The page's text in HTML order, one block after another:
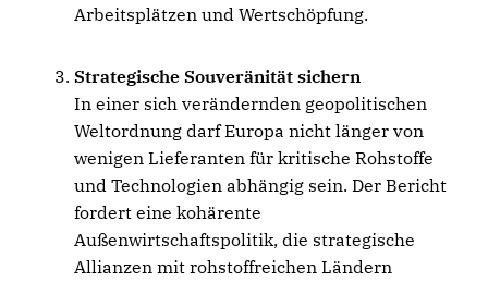
Arbeitsplätzen und Wertschöpfung.
Strategische Souveränität sichern
In einer sich verändernden geopolitischen
Weltordnung darf Europa nicht länger von
wenigen Lieferanten für kritische Rohstoffe
und Technologien abhängig sein. Der Bericht
fordert eine kohärente
Außenwirtschaftspolitik, die strategische
Allianzen mit rohstoffreichen Ländern